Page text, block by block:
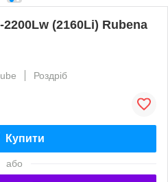
(2160Li) Rubena
Роздріб
Купити
або